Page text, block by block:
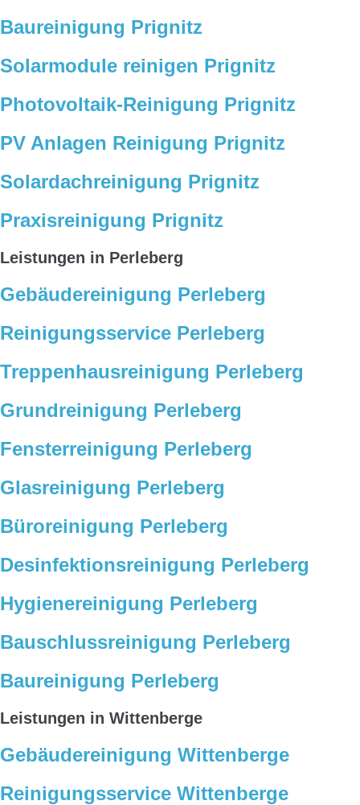
Baureinigung Prignitz
Solarmodule reinigen Prignitz
Photovoltaik-Reinigung Prignitz
PV Anlagen Reinigung Prignitz
Solardachreinigung Prignitz
Praxisreinigung Prignitz
Leistungen in Perleberg
Gebäudereinigung Perleberg
Reinigungsservice Perleberg
Treppenhausreinigung Perleberg
Grundreinigung Perleberg
Fensterreinigung Perleberg
Glasreinigung Perleberg
Büroreinigung Perleberg
Desinfektionsreinigung Perleberg
Hygienereinigung Perleberg
Bauschlussreinigung Perleberg
Baureinigung Perleberg
Leistungen in Wittenberge
Gebäudereinigung Wittenberge
Reinigungsservice Wittenberge